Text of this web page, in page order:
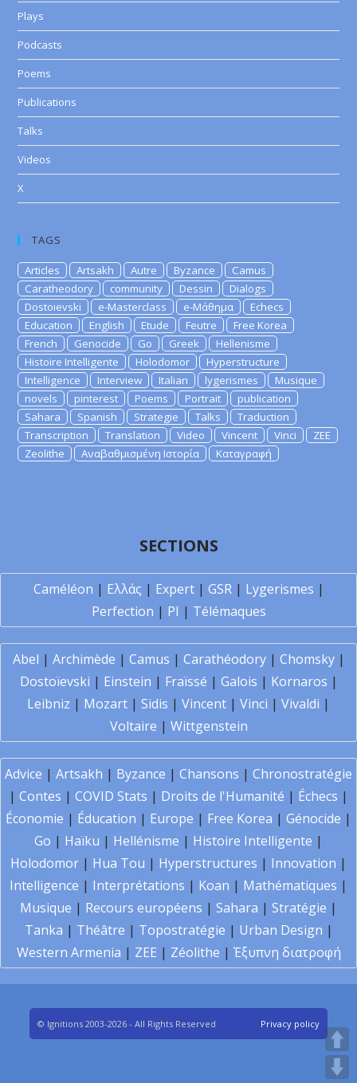
Plays
Podcasts
Poems
Publications
Talks
Videos
X
TAGS
Articles Artsakh Autre Byzance
Camus
Caratheodory
community Dessin
Dialogs
Dostoievski
e-Masterclass e-Μάθημα
Echecs
Education
English Etude Feutre
Free Korea
French
Genocide Go Greek
Hellenisme
Histoire Intelligente
Holodomor
Hyperstructure
Intelligence
Interview Italian lygerismes
Musique
novels
pinterest Poems Portrait
publication
Sahara
Spanish Strategie Talks
Traduction
Transcription
Translation Video Vincent Vinci
ZEE
Zeolithe
Αναβαθμισμένη Ιστορία Καταγραφή
SECTIONS
Caméléon | Ελλάς | Expert| GSR| Lygerismes |
Perfection | PI | Télémaques
Abel | Archimède | Camus | Carathéodory| Chomsky|
Dostoïevski | Einstein | Fraïssé | Galois | Kornaros |
Leibniz | Mozart | Sidis | Vincent | Vinci | Vivaldi |
Voltaire | Wittgenstein
Advice | Artsakh | Byzance | Chansons | Chronostratégie
| Contes | COVID Stats | Droits de l'Humanité | Échecs |
Économie | Éducation | Europe | Free Korea | Génocide |
Go | Haïku | Hellénisme | Histoire Intelligente |
Holodomor | Hua Tou | Hyperstructures | Innovation |
Intelligence | Interprétations | Koan | Mathématiques |
Musique | Recours européens | Sahara | Stratégie |
Tanka | Théâtre | Topostratégie | Urban Design |
Western Armenia | ZEE | Zéolithe | Έξυπνη διατροφή
© Ignitions 2003-2026 - All Rights Reserved Privacy policy